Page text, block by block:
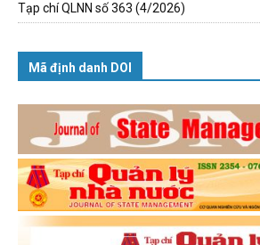
Tạp chí QLNN số 363 (4/2026)
Mã định danh DOI